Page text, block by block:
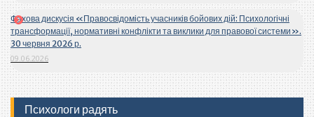
Фахова дискусія «Правосвідомість учасників бойових дій: Психологічні
трансформації, нормативні конфлікти та виклики для правової системи».
30 червня 2026 р.
09.06.2026
Психологи радять